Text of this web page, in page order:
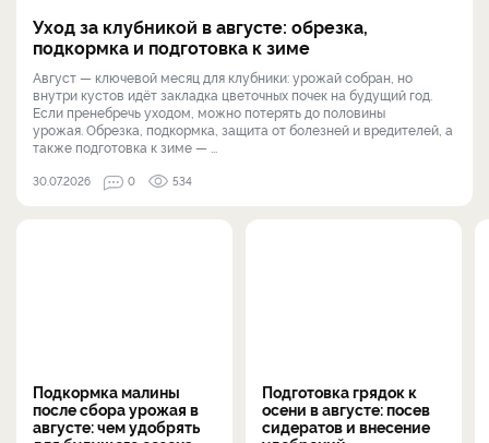
Уход за клубникой в августе: обрезка,
подкормка и подготовка к зиме
Август — ключевой месяц для клубники: урожай собран, но
внутри кустов идёт закладка цветочных почек на будущий год.
Если пренебречь уходом, можно потерять до половины
урожая. Обрезка, подкормка, защита от болезней и вредителей, а
также подготовка к зиме — ...
30.07.2026 0 534
Подкормка малины
после сбора урожая в
августе: чем удобрять
Подготовка грядок к
осени в августе: посев
сидератов и внесение